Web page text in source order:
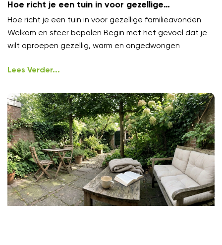
Hoe richt je een tuin in voor gezellige
familieavonden?
Hoe richt je een tuin in voor gezellige familieavonden
Welkom en sfeer bepalen Begin met het gevoel dat je
wilt oproepen gezellig, warm en ongedwongen
Lees Verder...